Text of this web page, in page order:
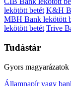
lekötött betét K&H
MBH Bank lekötött
lekötött betét Trive
Tudástár
Gyors magyarázatok
Állampapír vagy